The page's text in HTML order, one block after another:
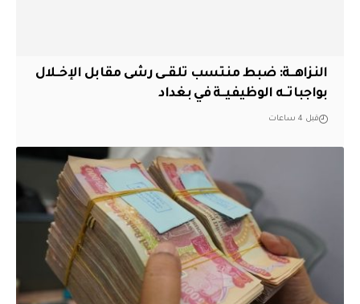
النزاهــة: ضبط منتسب تلقــى رشى مقابل الإخــلال
بواجباتــه الوظيفيــة في بغداد
قبل 4 ساعات